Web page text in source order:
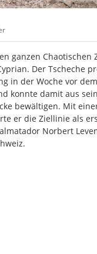
ganzen Chaotischen
Der Tscheche
in der Woche vor
konnte damit aus
bewältigen. Mit
er die Ziellinie als
Norbert